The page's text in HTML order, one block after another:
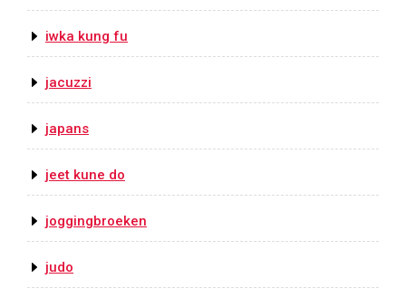
iwka kung fu
jacuzzi
japans
jeet kune do
joggingbroeken
judo